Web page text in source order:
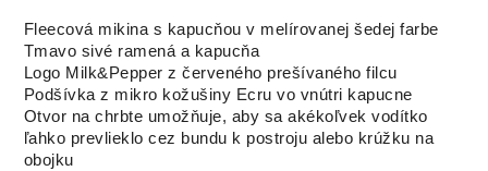
Fleecová mikina s kapucňou v melírovanej šedej farbe
Tmavo sivé ramená a kapucňa
Logo Milk&Pepper z červeného prešívaného filcu
Podšívka z mikro kožušiny Ecru vo vnútri kapucne
Otvor na chrbte umožňuje, aby sa akékoľvek vodítko
ľahko prevlieklo cez bundu k postroju alebo krúžku na
obojku